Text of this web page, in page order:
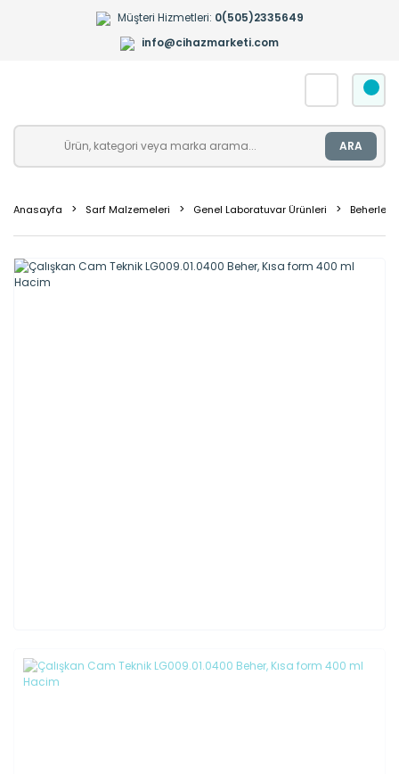
Müşteri Hizmetleri: 0(505)2335649
info@cihazmarketi.com
ARA
Anasayfa Sarf Malzemeleri Genel Laboratuvar Ürünleri Beherler